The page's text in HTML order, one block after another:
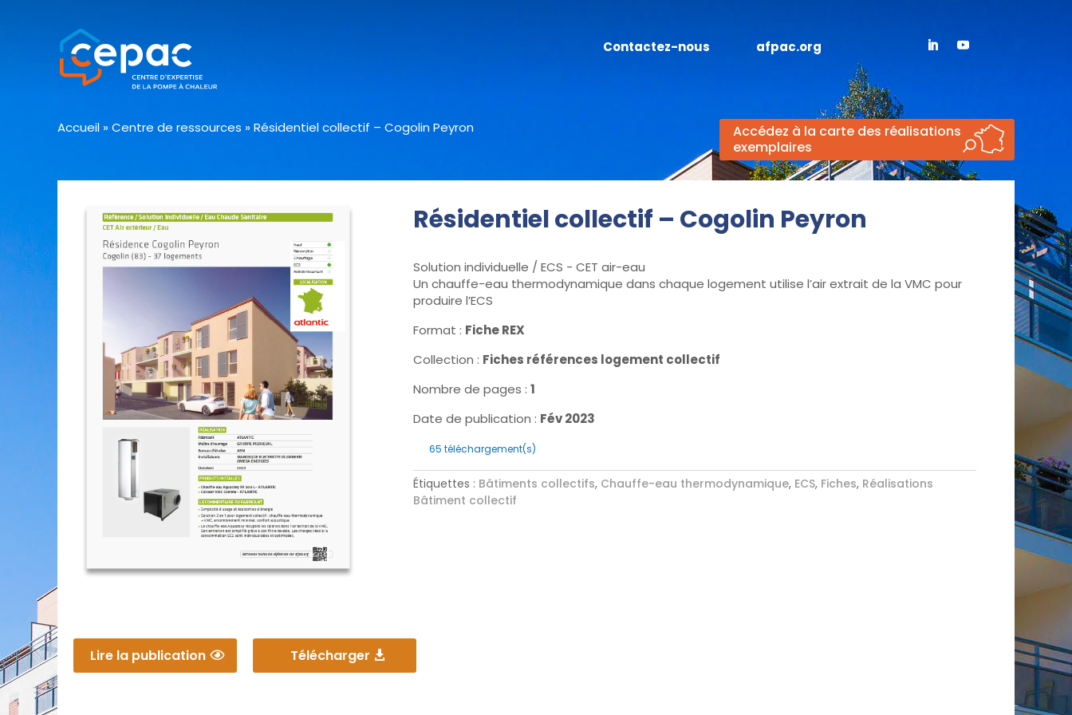
Contactez-nous afpac.org
Accueil » Centre de ressources »Résidentiel collectif – Cogolin Peyron
Accédez à la carte des réalisations
exemplaires
Résidentiel collectif – Cogolin Peyron
Solution individuelle / ECS - CET air-eau
Un chauffe-eau thermodynamique dans chaque logement utilise l’air extrait de la VMC pour
produire l’ECS
Format : Fiche REX
Collection : Fiches références logement collectif
Nombre de pages :1
Date de publication : Fév 2023
65 téléchargement(s)
Étiquettes : Bâtiments collectifs, Chauffe-eau thermodynamique, ECS, Fiches, Réalisations
Bâtiment collectif
Lire la publication Télécharger